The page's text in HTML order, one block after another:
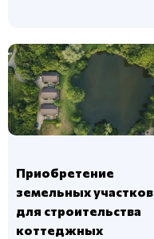
Приобретение
земельных участков
для строительства
коттеджных